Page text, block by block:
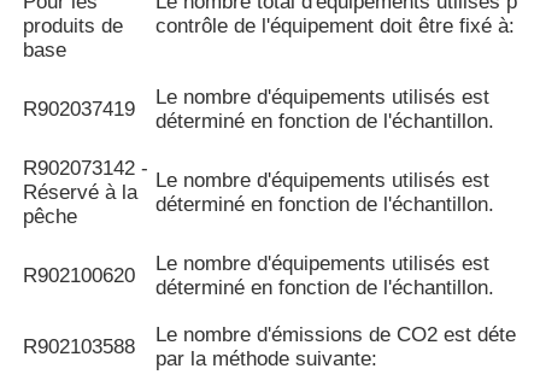
produits de
base
contrôle de l'équipement doit être fixé à:
R902037419
Le nombre d'équipements utilisés est
déterminé en fonction de l'échantillon.
R902073142 -
Réservé à la
pêche
Le nombre d'équipements utilisés est
déterminé en fonction de l'échantillon.
R902100620
Le nombre d'équipements utilisés est
déterminé en fonction de l'échantillon.
R902103588
Le nombre d'émissions de CO2 est
par la méthode suivante: